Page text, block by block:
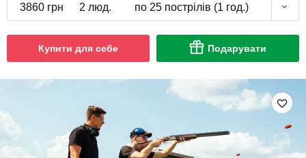
3860 грн 2 люд. по 25 пострілів (1 год.)
Купити для себе Подарувати